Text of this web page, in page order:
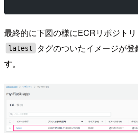
最終的に下図の様にECRリポジトリ
latest
タグのついたイメージが
す。